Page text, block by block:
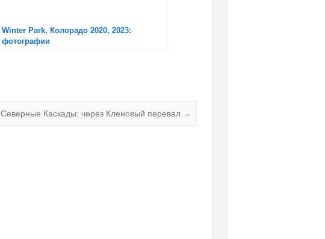
Winter Park, Колорадо 2020, 2023:
фотографии
Северные Каскады: через Кленовый перевал →